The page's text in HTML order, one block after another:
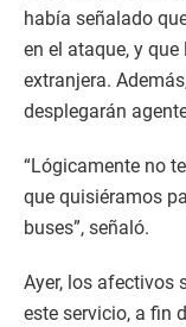
había señalado
en el ataque, y
extranjera.
desplegarán
“Lógicamente no
que quisiéramos
buses”, señaló.
Ayer, los afectivos
este servicio, a fin